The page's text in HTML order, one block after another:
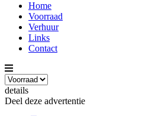
Home
Voorraad
Verhuur
Links
Contact
details
Deel deze advertentie